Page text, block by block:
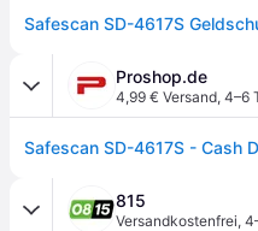
Proshop.de
4,99 € Versand, 4–6
815
Versandkostenfrei,